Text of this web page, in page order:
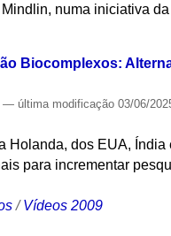
numa iniciativa
Biocomplexos:
— última modificação 03/06/
Holanda, dos EUA,
para incrementar
/Vídeos 2009